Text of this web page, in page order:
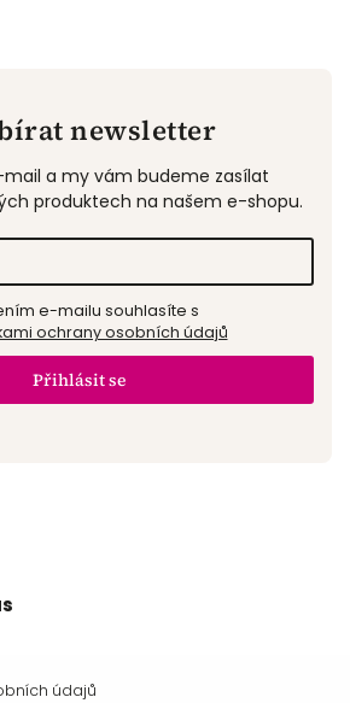
newsletter
mail a my vám budeme zasílat
produktech na našem e-shopu.
ochrany osobních údajů
Přihlásit se
údajů